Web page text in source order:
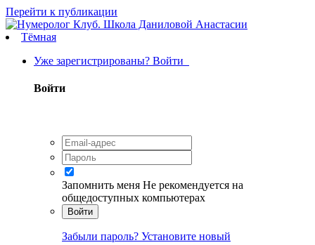
Перейти к публикации
Тёмная
Уже зарегистрированы? Войти
Войти
Запомнить меня Не рекомендуется на
общедоступных компьютерах
Войти
Забыли пароль? Установите новый